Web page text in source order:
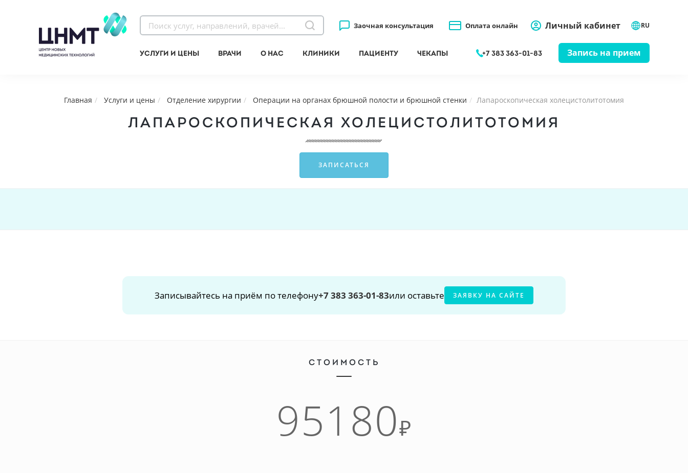
Заочная консультация Оплата онлайн Личный кабинет RU
Услуги и цены Врачи О нас Клиники Пациенту Чекапы +7 383 363-01-83 Запись на прием
Главная Услуги и цены Отделение хирургии Операции на органах брюшной полости и брюшной стенки Лапароскопическая холецистолитотомия
ЛАПАРОСКОПИЧЕСКАЯ ХОЛЕЦИСТОЛИТОТОМИЯ
ЗАПИСАТЬСЯ
Записывайтесь на приём по телефону+7 383 363-01-83или оставьте ЗАЯВКУ НА САЙТЕ
СТОИМОСТЬ
95180₽